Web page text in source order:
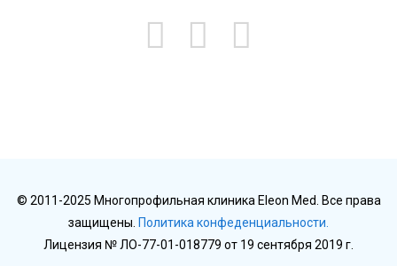
© 2011-2025 Многопрофильная клиника Eleon Med. Все права
защищены. Политика конфеденциальности.
Лицензия № ЛО-77-01-018779 от 19 сентября 2019 г.